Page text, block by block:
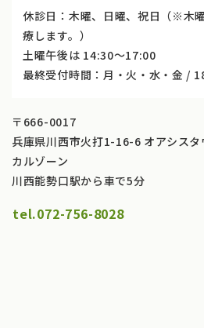
休診日：木曜、日曜、祝日（※木
療します。）
土曜午後は 14:30〜17:00
最終受付時間：月・火・水・金 /
〒666-0017
兵庫県川西市火打1-16-6 オアシスタ
カルゾーン
川西能勢口駅から車で5分
tel.072-756-8028